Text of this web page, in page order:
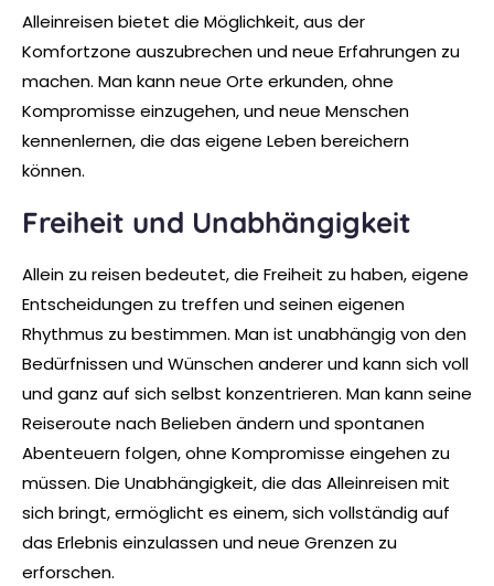
Alleinreisen bietet die Möglichkeit, aus der
Komfortzone auszubrechen und neue Erfahrungen zu
machen. Man kann neue Orte erkunden, ohne
Kompromisse einzugehen, und neue Menschen
kennenlernen, die das eigene Leben bereichern
können.
Freiheit und Unabhängigkeit
Allein zu reisen bedeutet, die Freiheit zu haben, eigene
Entscheidungen zu treffen und seinen eigenen
Rhythmus zu bestimmen. Man ist unabhängig von den
Bedürfnissen und Wünschen anderer und kann sich voll
und ganz auf sich selbst konzentrieren. Man kann seine
Reiseroute nach Belieben ändern und spontanen
Abenteuern folgen, ohne Kompromisse eingehen zu
müssen. Die Unabhängigkeit, die das Alleinreisen mit
sich bringt, ermöglicht es einem, sich vollständig auf
das Erlebnis einzulassen und neue Grenzen zu
erforschen.